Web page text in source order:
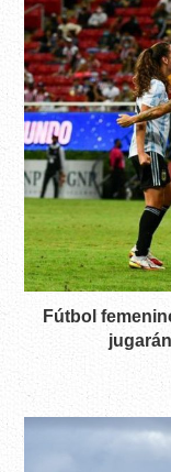
Fútbol